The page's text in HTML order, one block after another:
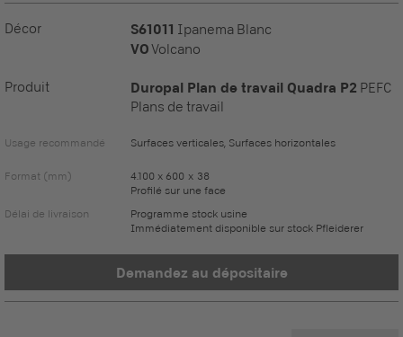
Décor S61011 Ipanema Blanc
VOVolcano
Produit Duropal Plan de travail Quadra P2 PEFC
Plans de travail
Usage recommandé Surfaces verticales, Surfaces horizontales
Format (mm)
4.100 x 600 x 38
Profilé sur une face
Délai de livraison
Programme stock usine
Immédiatement disponible sur stock Pfleiderer
Demandez au dépositaire